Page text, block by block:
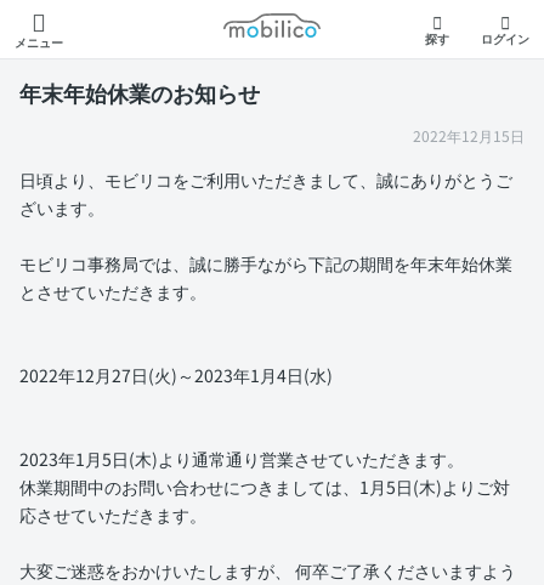
メニュー
モビリコ
探す ログイン
年末年始休業のお知らせ
2022年12月15日
日頃より、モビリコをご利用いただきまして、誠にありがとうご
ざいます。
モビリコ事務局では、誠に勝手ながら下記の期間を年末年始休業
とさせていただきます。
2022年12月27日(火)～2023年1月4日(水)
2023年1月5日(木)より通常通り営業させていただきます。
休業期間中のお問い合わせにつきましては、1月5日(木)よりご対
応させていただきます。
大変ご迷惑をおかけいたしますが、 何卒ご了承くださいますよう